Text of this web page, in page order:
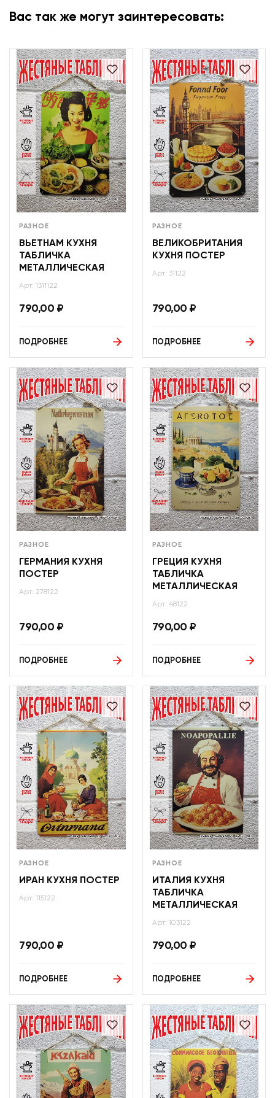
Вас так же могут заинтересовать:
РАЗНОЕ
ВЬЕТНАМ КУХНЯ
ТАБЛИЧКА
МЕТАЛЛИЧЕСКАЯ
Арт: 1311122
790,00 ₽
ПОДРОБНЕЕ
РАЗНОЕ
ВЕЛИКОБРИТАНИЯ
КУХНЯ ПОСТЕР
Арт: 31122
790,00 ₽
ПОДРОБНЕЕ
РАЗНОЕ
ГЕРМАНИЯ КУХНЯ
ПОСТЕР
Арт: 278122
790,00 ₽
ПОДРОБНЕЕ
РАЗНОЕ
ГРЕЦИЯ КУХНЯ
ТАБЛИЧКА
МЕТАЛЛИЧЕСКАЯ
Арт: 48122
790,00 ₽
ПОДРОБНЕЕ
РАЗНОЕ
ИРАН КУХНЯ ПОСТЕР
Арт: 115122
790,00 ₽
ПОДРОБНЕЕ
РАЗНОЕ
ИТАЛИЯ КУХНЯ
ТАБЛИЧКА
МЕТАЛЛИЧЕСКАЯ
Арт: 103122
790,00 ₽
ПОДРОБНЕЕ